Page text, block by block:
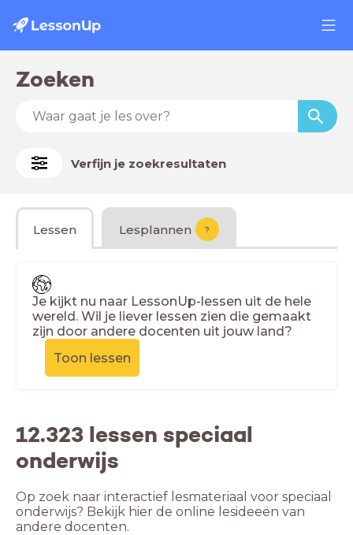
Zoeken
Verfijn je zoekresultaten
Lessen Lesplannen ?
Je kijkt nu naar LessonUp-lessen uit de hele
wereld. Wil je liever lessen zien die gemaakt
zijn door andere docenten uit jouw land?
Toon lessen
12.323 lessen speciaal
onderwijs
Op zoek naar interactief lesmateriaal voor speciaal
onderwijs? Bekijk hier de online lesideeën van
andere docenten.